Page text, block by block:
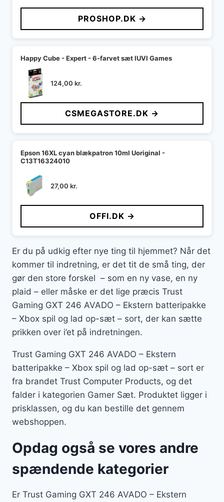
PROSHOP.DK →
Happy Cube - Expert - 6-farvet sæt IUVI Games
124,00 kr.
CSMEGASTORE.DK →
Epson 16XL cyan blækpatron 10ml Uoriginal -
C13T16324010
27,00 kr.
OFFI.DK →
Er du på udkig efter nye ting til hjemmet? Når det
kommer til indretning, er det tit de små ting, der
gør den store forskel – som en ny vase, en ny
plaid – eller måske er det lige præcis Trust
Gaming GXT 246 AVADO – Ekstern batteripakke
– Xbox spil og lad op-sæt – sort, der kan sætte
prikken over i’et på indretningen.
Trust Gaming GXT 246 AVADO – Ekstern
batteripakke – Xbox spil og lad op-sæt – sort er
fra brandet Trust Computer Products, og det
falder i kategorien Gamer Sæt. Produktet ligger i
prisklassen, og du kan bestille det gennem
webshoppen.
Opdag også se vores andre
spændende kategorier
Er Trust Gaming GXT 246 AVADO – Ekstern